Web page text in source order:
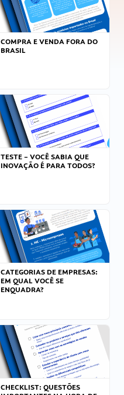
COMPRA E VENDA FORA DO
BRASIL
TESTE – VOCÊ SABIA QUE
INOVAÇÃO É PARA TODOS?
CATEGORIAS DE EMPRESAS:
EM QUAL VOCÊ SE
ENQUADRA?
CHECKLIST: QUESTÕES